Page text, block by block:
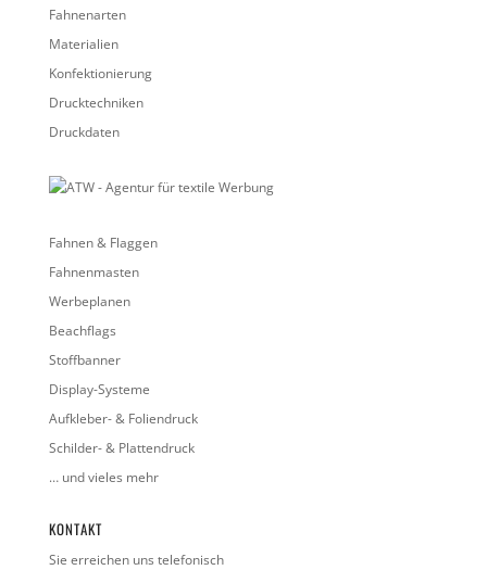
Fahnenarten
Materialien
Konfektionierung
Drucktechniken
Druckdaten
Fahnen & Flaggen
Fahnenmasten
Werbeplanen
Beachflags
Stoffbanner
Display-Systeme
Aufkleber- & Foliendruck
Schilder- & Plattendruck
… und vieles mehr
KONTAKT
Sie erreichen uns telefonisch